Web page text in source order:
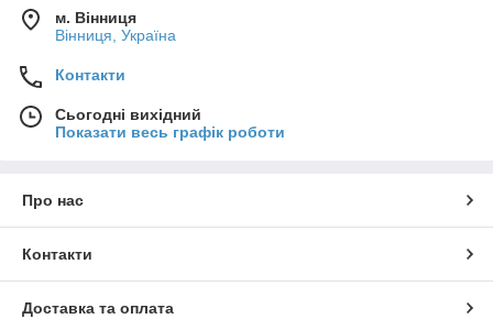
м. Вінниця
Вінниця, Україна
Контакти
Сьогодні вихідний
Показати весь графік роботи
Про нас
Контакти
Доставка та оплата